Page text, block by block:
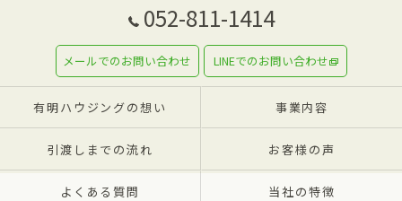
052-811-1414
メールでのお問い合わせ LINEでのお問い合わせ
有明ハウジングの想い 事業内容
引渡しまでの流れ お客様の声
よくある質問 当社の特徴